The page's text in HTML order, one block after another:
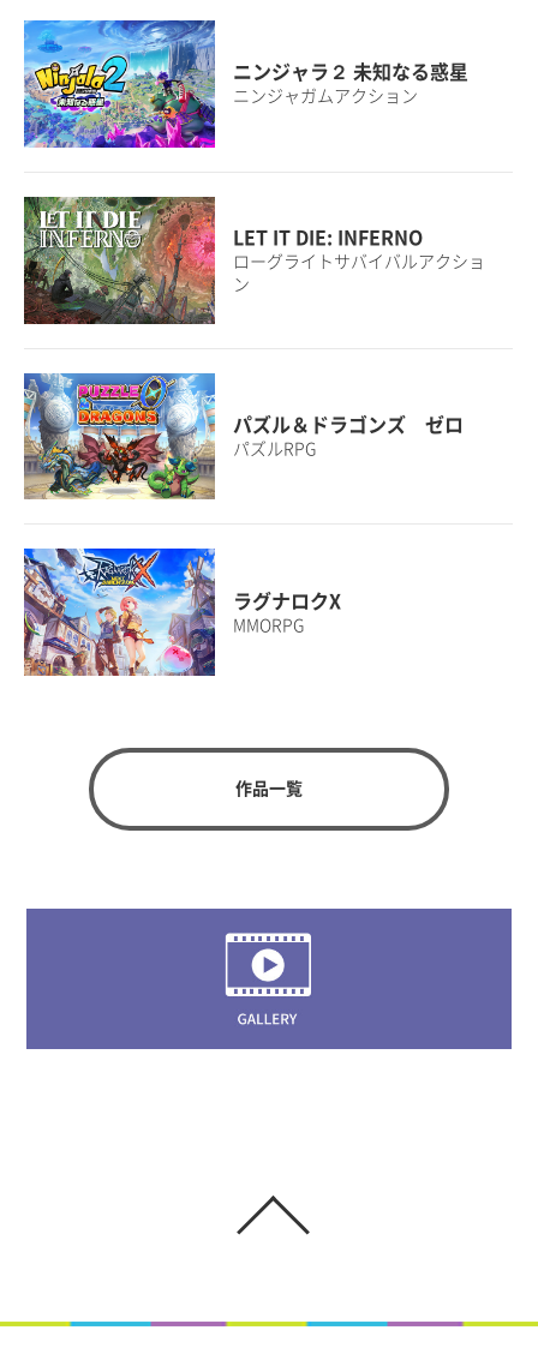
ニンジャラ２ 未知なる惑星
ニンジャガムアクション
LET IT DIE: INFERNO
ローグライトサバイバルアクショ
ン
パズル＆ドラゴンズ ゼロ
パズルRPG
ラグナロクX
MMORPG
作品一覧